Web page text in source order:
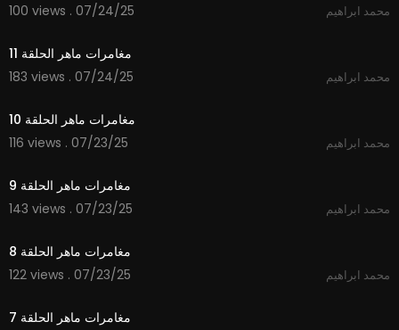
100 views . 07/24/25
محمد ابراهيم
مغامرات ماهر الحلقة 11
183 views . 07/24/25
محمد ابراهيم
مغامرات ماهر الحلقة 10
116 views . 07/23/25
محمد ابراهيم
مغامرات ماهر الحلقة 9
143 views . 07/23/25
محمد ابراهيم
مغامرات ماهر الحلقة 8
122 views . 07/23/25
محمد ابراهيم
مغامرات ماهر الحلقة 7